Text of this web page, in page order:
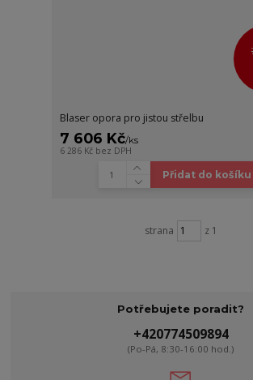
Blaser opora pro jistou střelbu
7 606 Kč/ks
6 286 Kč bez DPH
Přidat do košíku
strana z 1
Potřebujete poradit?
+420774509894
(Po-Pá, 8:30-16:00 hod.)